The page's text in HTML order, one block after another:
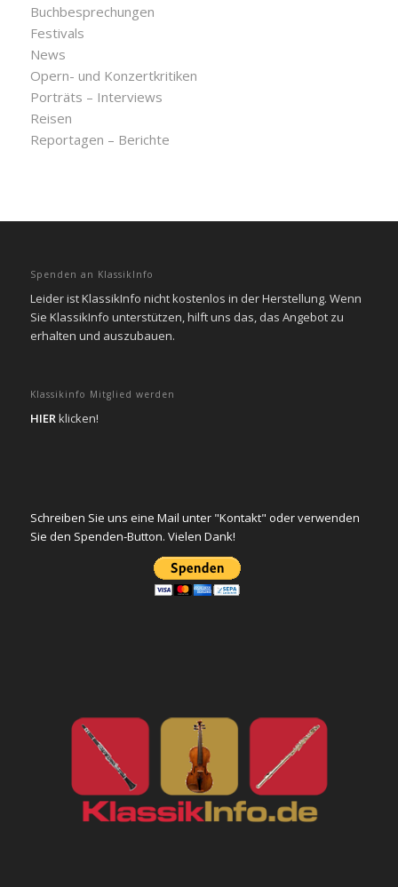
Buchbesprechungen
Festivals
News
Opern- und Konzertkritiken
Porträts – Interviews
Reisen
Reportagen – Berichte
Spenden an KlassikInfo
Leider ist KlassikInfo nicht kostenlos in der Herstellung. Wenn
Sie KlassikInfo unterstützen, hilft uns das, das Angebot zu
erhalten und auszubauen.
Klassikinfo Mitglied werden
HIERklicken!
Schreiben Sie uns eine Mail unter "Kontakt" oder verwenden
Sie den Spenden-Button. Vielen Dank!